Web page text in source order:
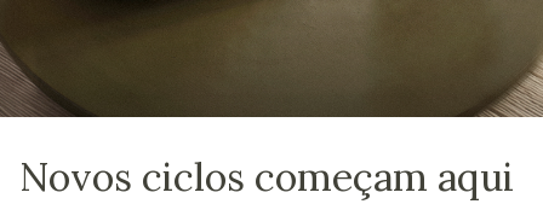
Novos ciclos começam aqui